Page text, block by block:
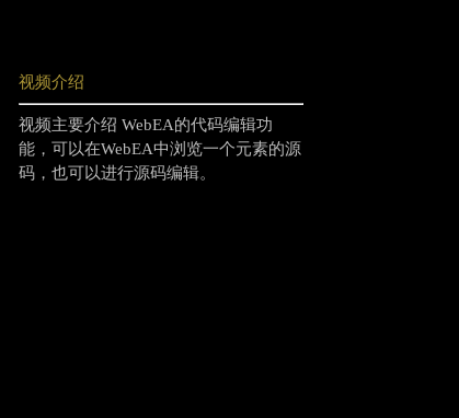
视频介绍
视频主要介绍 WebEA的代码编辑功
能，可以在WebEA中浏览一个元素的源
码，也可以进行源码编辑。